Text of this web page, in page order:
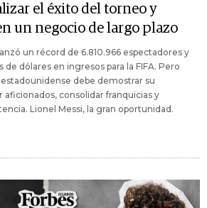
el éxito del torneo y
un negocio de largo plazo
un récord de 6.810.966 espectadores y
dólares en ingresos para la FIFA. Pero
debe demostrar su
aficionados, consolidar franquicias y
Lionel Messi, la gran oportunidad.